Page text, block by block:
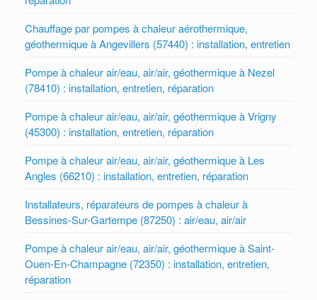
Chauffage par pompes à chaleur aérothermique,
géothermique à Angevillers (57440) : installation, entretien
Pompe à chaleur air/eau, air/air, géothermique à Nezel
(78410) : installation, entretien, réparation
Pompe à chaleur air/eau, air/air, géothermique à Vrigny
(45300) : installation, entretien, réparation
Pompe à chaleur air/eau, air/air, géothermique à Les
Angles (66210) : installation, entretien, réparation
Installateurs, réparateurs de pompes à chaleur à
Bessines-Sur-Gartempe (87250) : air/eau, air/air
Pompe à chaleur air/eau, air/air, géothermique à Saint-
Ouen-En-Champagne (72350) : installation, entretien,
réparation